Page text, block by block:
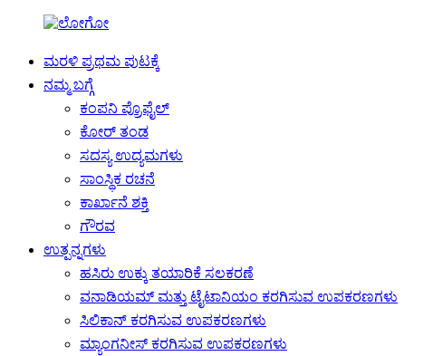
ಮರಳಿ ಪ್ರಥಮ ಪುಟಕ್ಕೆ
ನಮ್ಮ ಬಗ್ಗೆ
ಕಂಪನಿ ಪ್ರೊಫೈಲ್
ಕೋರ್ ತಂಡ
ಸದಸ್ಯ ಉದ್ಯಮಗಳು
ಸಾಂಸ್ಥಿಕ ರಚನೆ
ಕಾರ್ಖಾನೆ ಶಕ್ತಿ
ಗೌರವ
ಉತ್ಪನ್ನಗಳು
ಹಸಿರು ಉಕ್ಕು ತಯಾರಿಕೆ ಸಲಕರಣೆ
ವನಾಡಿಯಮ್ ಮತ್ತು ಟೈಟಾನಿಯಂ ಕರಗಿಸುವ ಉಪಕರಣಗಳು
ಸಿಲಿಕಾನ್ ಕರಗಿಸುವ ಉಪಕರಣಗಳು
ಮ್ಯಾಂಗನೀಸ್ ಕರಗಿಸುವ ಉಪಕರಣಗಳು